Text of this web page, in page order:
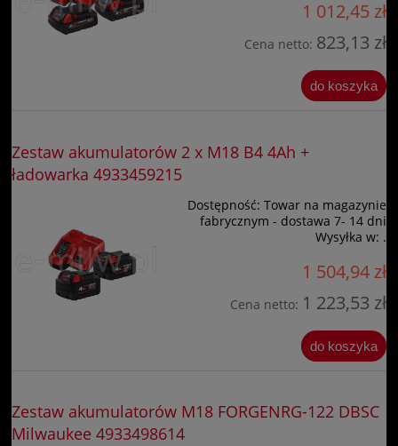
1 012,45 zł
Cena netto: 823,13 zł
do koszyka
Zestaw akumulatorów 2 x M18 B4 4Ah +
ładowarka 4933459215
Dostępność: Towar na magazynie
fabrycznym - dostawa 7- 14 dni
Wysyłka w: .
1 504,94 zł
Cena netto: 1 223,53 zł
do koszyka
Zestaw akumulatorów M18 FORGENRG-122 DBSC
Milwaukee 4933498614